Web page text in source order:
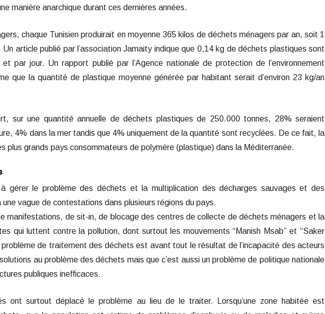
manière anarchique durant ces dernières années.
chaque Tunisien produirait en moyenne 365 kilos de déchets ménagers par an, soit 1
Un article publié par l’association Jamaity indique que 0,14 kg de déchets plastiques sont
par jour. Un rapport publié par l’Agence nationale de protection de l’environnement
que la quantité de plastique moyenne générée par habitant serait d’environ 23 kg/an
sur une quantité annuelle de déchets plastiques de 250.000 tonnes, 28% seraient
4% dans la mer tandis que 4% uniquement de la quantité sont recyclées. De ce fait, la
plus grands pays consommateurs de polymère (plastique) dans la Méditerranée.
à gérer le problème des déchets et la multiplication des décharges sauvages et des
vague de contestations dans plusieurs régions du pays.
manifestations, de sit-in, de blocage des centres de collecte de déchets ménagers et la
qui luttent contre la pollution, dont surtout les mouvements “Manish Msab” et “Saker
problème de traitement des déchets est avant tout le résultat de l’incapacité des acteurs
au problème des déchets mais que c’est aussi un problème de politique nationale
publiques inefficaces.
ont surtout déplacé le problème au lieu de le traiter. Lorsqu’une zone habitée est